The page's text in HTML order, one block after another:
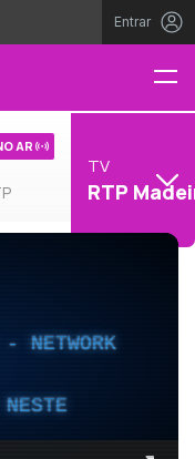
Entrar
AR
TV
RTP
NETWORK